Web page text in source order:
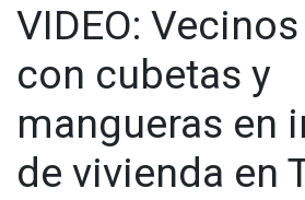
VIDEO:
con cubetas y
mangueras en
de vivienda en